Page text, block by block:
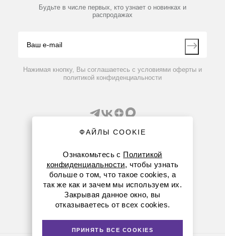
Производители
Партнеры
Контакты
Будьте в числе первых, кто узнает о новинках и
распродажах
Нажимая кнопку, Вы соглашаетесь с условиями оферты и
политикой конфиденциальности
8 (800) 234-05-08
+7 (843) 210-20-80
kazan@dia-m.ru
420111 ул. Профсоюзная, д.40-42, пом. № 8
ФАЙЛЫ COOKIE
Ознакомьтесь с Политикой
конфиденциальности, чтобы узнать
больше о том, что такое cookies, а
так же как и зачем мы используем их.
Закрывая данное окно, вы
отказываетесь от всех cookies.
ПРИНЯТЬ ВСЕ COOKIES